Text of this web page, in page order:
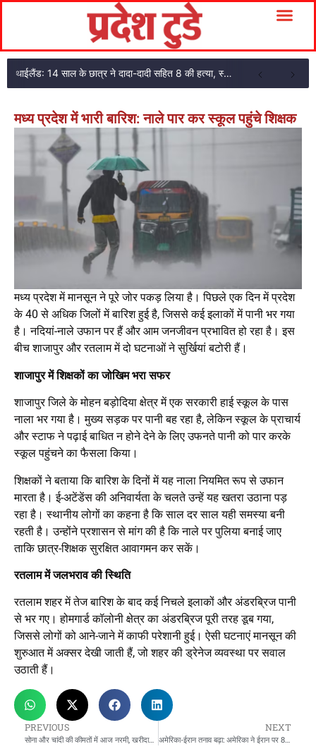
थाईलैंड: 14 साल के छात्र ने दादा-दादी सहित 8 की हत्या, स्कूल में फायरिंग के बाद खुद को मारा
मध्य प्रदेश में भारी बारिश: नाले पार कर स्कूल पहुंचे शिक्षक
मध्य प्रदेश में मानसून ने पूरे जोर पकड़ लिया है। पिछले एक दिन में प्रदेश
के 40 से अधिक जिलों में बारिश हुई है, जिससे कई इलाकों में पानी भर गया
है। नदियां-नाले उफान पर हैं और आम जनजीवन प्रभावित हो रहा है। इस
बीच शाजापुर और रतलाम में दो घटनाओं ने सुर्खियां बटोरी हैं।
शाजापुर में शिक्षकों का जोखिम भरा सफर
शाजापुर जिले के मोहन बड़ोदिया क्षेत्र में एक सरकारी हाई स्कूल के पास
नाला भर गया है। मुख्य सड़क पर पानी बह रहा है, लेकिन स्कूल के प्राचार्य
और स्टाफ ने पढ़ाई बाधित न होने देने के लिए उफनते पानी को पार करके
स्कूल पहुंचने का फैसला किया।
शिक्षकों ने बताया कि बारिश के दिनों में यह नाला नियमित रूप से उफान
मारता है। ई-अटेंडेंस की अनिवार्यता के चलते उन्हें यह खतरा उठाना पड़
रहा है। स्थानीय लोगों का कहना है कि साल दर साल यही समस्या बनी
रहती है। उन्होंने प्रशासन से मांग की है कि नाले पर पुलिया बनाई जाए
ताकि छात्र-शिक्षक सुरक्षित आवागमन कर सकें।
रतलाम में जलभराव की स्थिति
रतलाम शहर में तेज बारिश के बाद कई निचले इलाकों और अंडरब्रिज पानी
से भर गए। होमगार्ड कॉलोनी क्षेत्र का अंडरब्रिज पूरी तरह डूब गया,
जिससे लोगों को आने-जाने में काफी परेशानी हुई। ऐसी घटनाएं मानसून की
शुरुआत में अक्सर देखी जाती हैं, जो शहर की ड्रेनेज व्यवस्था पर सवाल
उठाती हैं।
PREVIOUS
सोना और चांदी की कीमतों में आज नरमी, खरीदारों को मिला राहत का मौका
NEXT
अमेरिका-ईरान तनाव बढ़ा: अमेरिका ने ईरान पर 80+ ठिकानों पर हमला, ईरान ने बहरीन-कुवैत में जवाबी हमले किए